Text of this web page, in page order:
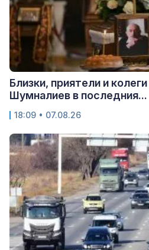
Близки, приятели и
Шумналиев в последния...
18:09 • 07.08.26